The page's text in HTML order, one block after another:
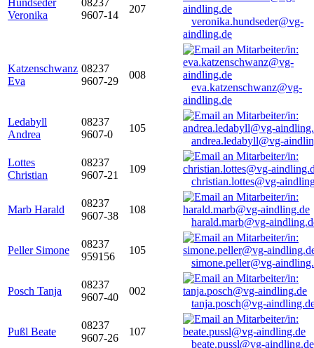
Hundseder
Veronika
08237
9607-14
207
veronika.hundseder@vg-
aindling.de
Katzenschwanz
Eva
08237
9607-29
008
eva.katzenschwanz@vg-
aindling.de
Ledabyll
Andrea
08237
9607-0
105
andrea.ledabyll@vg-
Lottes
Christian
08237
9607-21
109
christian.lottes@vg-
Marb Harald
08237
9607-38
108
harald.marb@vg-
Peller Simone
08237
959156
105
simone.peller@vg-
Posch Tanja
08237
9607-40
002
tanja.posch@vg-
Pußl Beate
08237
9607-26
107
beate.pussl@vg-aindling.de